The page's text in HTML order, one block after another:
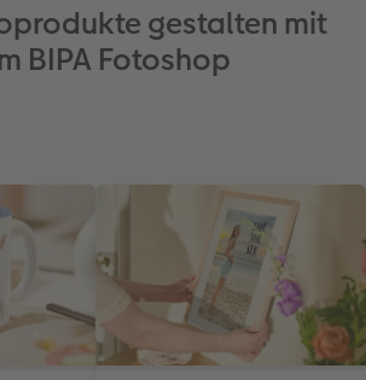
gestalten mit
BIPA Fotoshop